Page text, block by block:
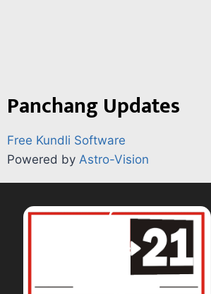
Panchang Updates
Free Kundli Software
Powered by Astro-Vision